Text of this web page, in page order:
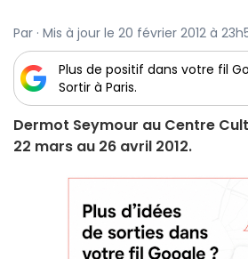
Par · Mis à jour le 20 février 2012 à
Plus de positif dans votre fil
Sortir à Paris.
Dermot Seymour au Centre
22 mars au 26 avril 2012.